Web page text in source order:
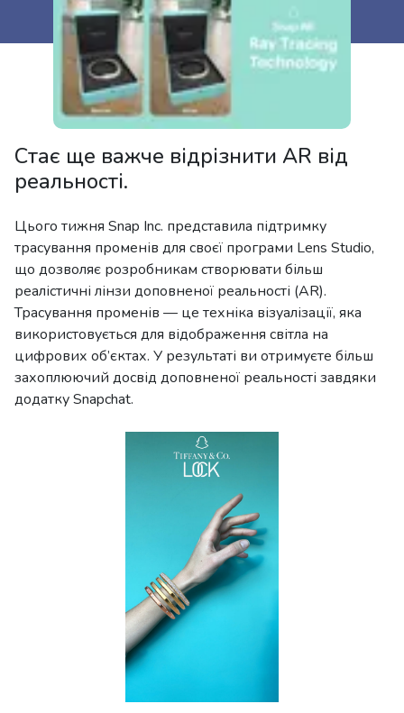
Стає ще важче відрізнити AR від
реальності.
Цього тижня Snap Inc. представила підтримку
трасування променів для своєї програми Lens Studio,
що дозволяє розробникам створювати більш
реалістичні лінзи доповненої реальності (AR).
Трасування променів — це техніка візуалізації, яка
використовується для відображення світла на
цифрових об’єктах. У результаті ви отримуєте більш
захоплюючий досвід доповненої реальності завдяки
додатку Snapchat.